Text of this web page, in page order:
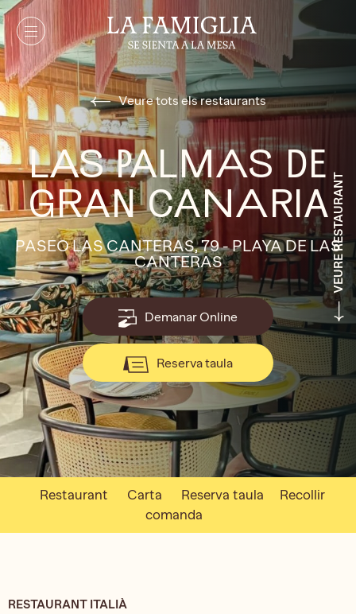
Veure tots els restaurants
VEURE RESTAURANT
LAS PALMAS DE
GRAN CANARIA
PASEO LAS CANTERAS, 79 - PLAYA DE LAS
CANTERAS
Demanar Online
Reserva taula
Restaurant Carta Reserva taula
Recollir
comanda
RESTAURANT ITALIÀ